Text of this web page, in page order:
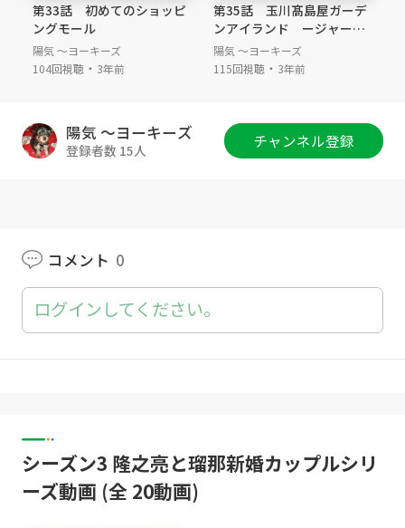
第33話 初めてのショッピ
ングモール
陽気 ～ヨーキーズ
104回視聴・ 3年前
第35話 玉川髙島屋ガーデ
ンアイランド ージャーキ
ーを買ってもらてテラスで
食事をするー
陽気 ～ヨーキーズ
115回視聴・ 3年前
陽気 ～ヨーキーズ
登録者数 15人
チャンネル登録
コメント 0
ログインしてください。
シーズン3 隆之亮と瑠那新婚カップルシリ
ーズ動画 (全 20動画)